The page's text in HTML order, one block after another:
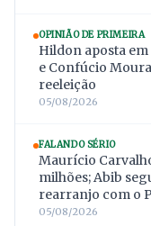
OPINIÃO DE PRIMEIRA
Hildon aposta
e Confúcio
reeleição
05/08/2026
FALANDO SÉRIO
Maurício
milhões; Abib
rearranjo com o
05/08/2026